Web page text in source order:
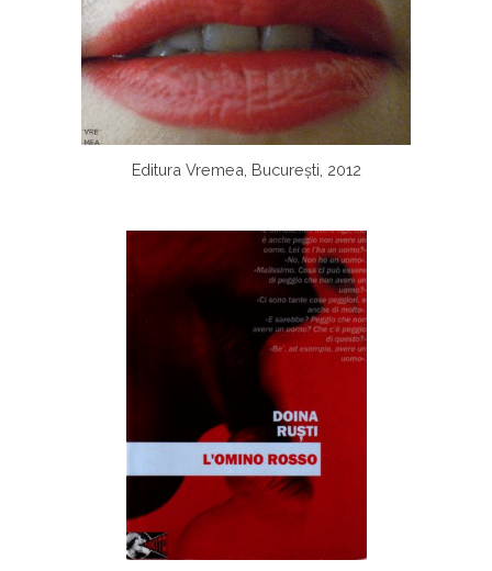
Editura Vremea, București, 2012